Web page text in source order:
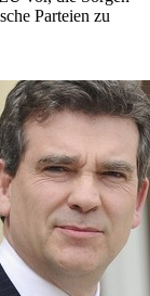
Parteien zu